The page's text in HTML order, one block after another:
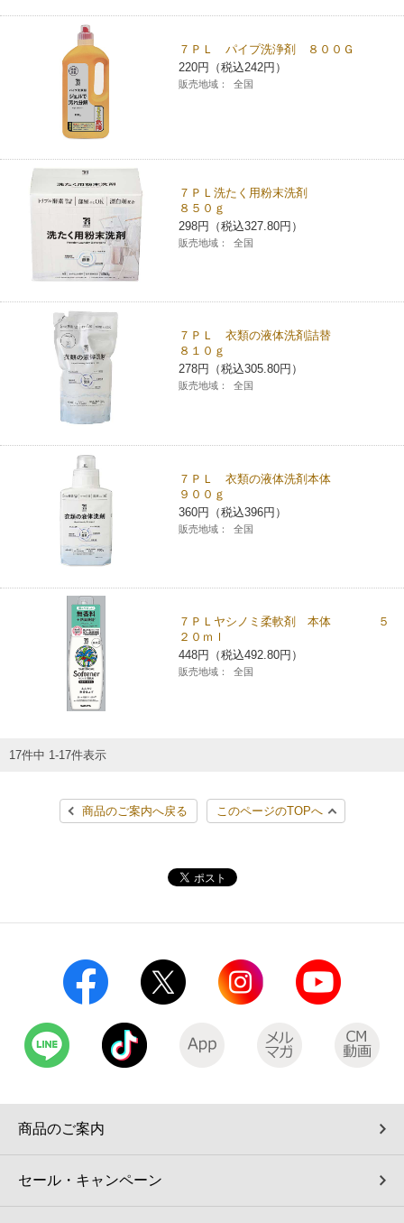
７ＰＬ パイプ洗浄剤 ８００Ｇ
220円（税込242円）
販売地域： 全国
７ＰＬ洗たく用粉末洗剤
８５０ｇ
298円（税込327.80円）
販売地域： 全国
７ＰＬ 衣類の液体洗剤詰替
８１０ｇ
278円（税込305.80円）
販売地域： 全国
７ＰＬ 衣類の液体洗剤本体
９００ｇ
360円（税込396円）
販売地域： 全国
７ＰＬヤシノミ柔軟剤 本体 ５
２０ｍｌ
448円（税込492.80円）
販売地域： 全国
17件中 1-17件表示
商品のご案内へ戻る このページのTOPへ
商品のご案内
セール・キャンペーン